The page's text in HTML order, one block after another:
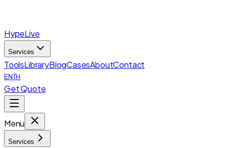
HypeLive
Services
ToolsLibraryBlogCasesAboutContact
ENTH
Get Quote
Menu
Services